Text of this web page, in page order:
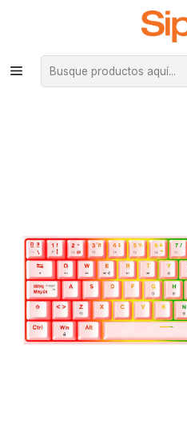
¡Compra hasta mediodía y recibe hoy!
Santiago. Envío gratis desde $29.990
Inicio Computación y
Teclado Mecánico al 60% Fantech